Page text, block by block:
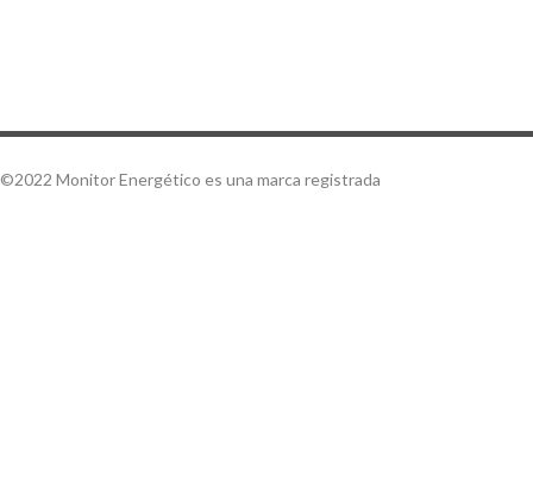
©2022 Monitor Energético es una marca registrada